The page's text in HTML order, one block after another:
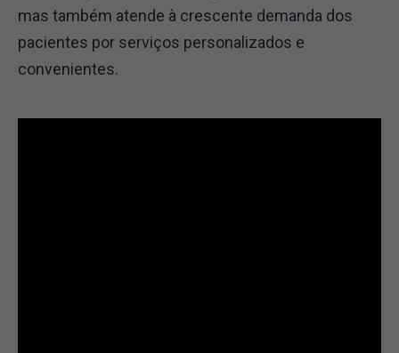
mas também atende à crescente demanda dos
pacientes por serviços personalizados e
convenientes.